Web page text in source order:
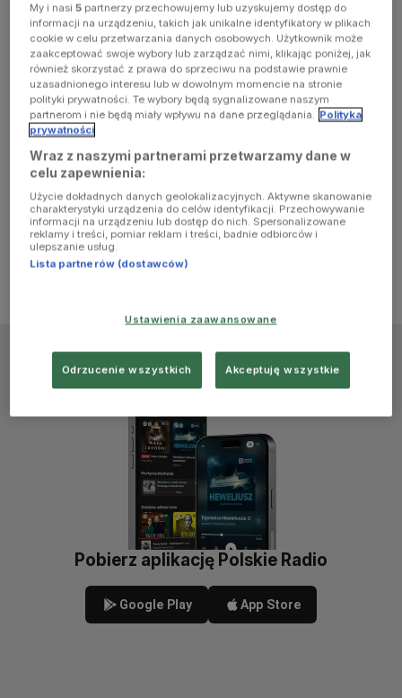
occurred
(see the
browser
console for
more
information)
Pobierz aplikację Polskie Radio
Google Play App Store
My i nasi5 partnerzy przechowujemy lub uzyskujemy dostęp do
informacji na urządzeniu, takich jak unikalne identyfikatory w plikach
cookie w celu przetwarzania danych osobowych. Użytkownik może
zaakceptować swoje wybory lub zarządzać nimi, klikając poniżej, jak
również skorzystać z prawa do sprzeciwu na podstawie prawnie
uzasadnionego interesu lub w dowolnym momencie na stronie
polityki prywatności. Te wybory będą sygnalizowane naszym
partnerom i nie będą miały wpływu na dane przeglądania. Polityka
prywatności
Wraz z naszymi partnerami przetwarzamy dane w
celu zapewnienia:
Użycie dokładnych danych geolokalizacyjnych. Aktywne skanowanie
charakterystyki urządzenia do celów identyfikacji. Przechowywanie
informacji na urządzeniu lub dostęp do nich. Spersonalizowane
reklamy i treści, pomiar reklam i treści, badnie odbiorców i
ulepszanie usług.
Lista partnerów (dostawców)
Ustawienia zaawansowane
Odrzucenie wszystkich Akceptuję wszystkie